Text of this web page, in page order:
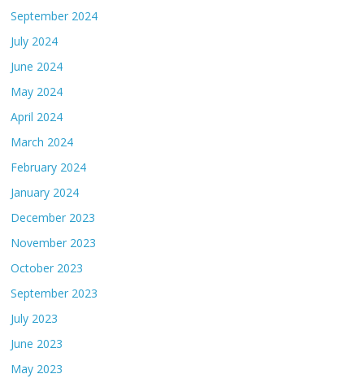
September 2024
July 2024
June 2024
May 2024
April 2024
March 2024
February 2024
January 2024
December 2023
November 2023
October 2023
September 2023
July 2023
June 2023
May 2023